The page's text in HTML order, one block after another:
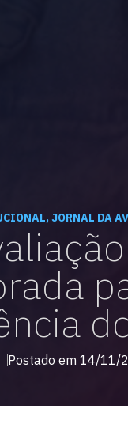
JORNAL DA
Postado em 14/11/